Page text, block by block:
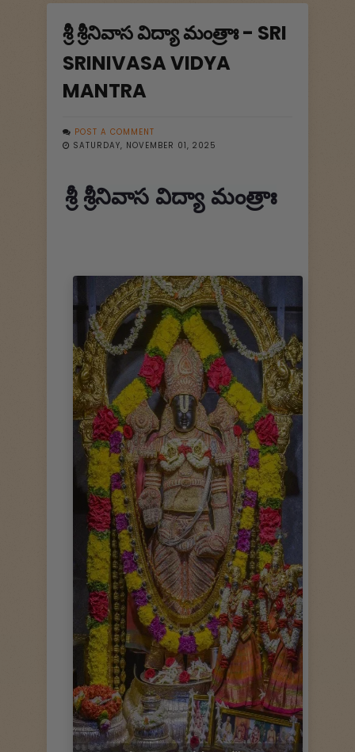
శ్రీ శ్రీనివాస విద్యా మంత్రాః - SRI
SRINIVASA VIDYA
MANTRA
POST A COMMENT
SATURDAY, NOVEMBER 01, 2025
శ్రీ శ్రీనివాస విద్యా మంత్రాః